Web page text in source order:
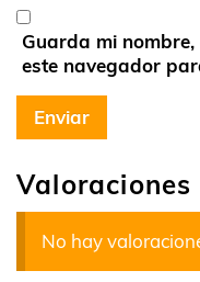
Valoraciones
No hay
Guarda mi
este navegador